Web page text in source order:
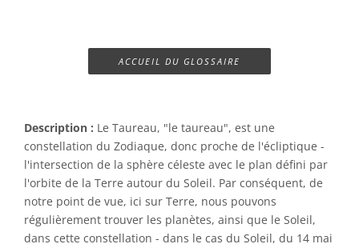
ACCUEIL DU GLOSSAIRE
Description : Le Taureau, "le taureau", est une
constellation du Zodiaque, donc proche de l'écliptique -
l'intersection de la sphère céleste avec le plan défini par
l'orbite de la Terre autour du Soleil. Par conséquent, de
notre point de vue, ici sur Terre, nous pouvons
régulièrement trouver les planètes, ainsi que le Soleil,
dans cette constellation - dans le cas du Soleil, du 14 mai